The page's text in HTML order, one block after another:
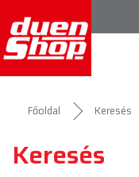
Főoldal Keresés
Keresés